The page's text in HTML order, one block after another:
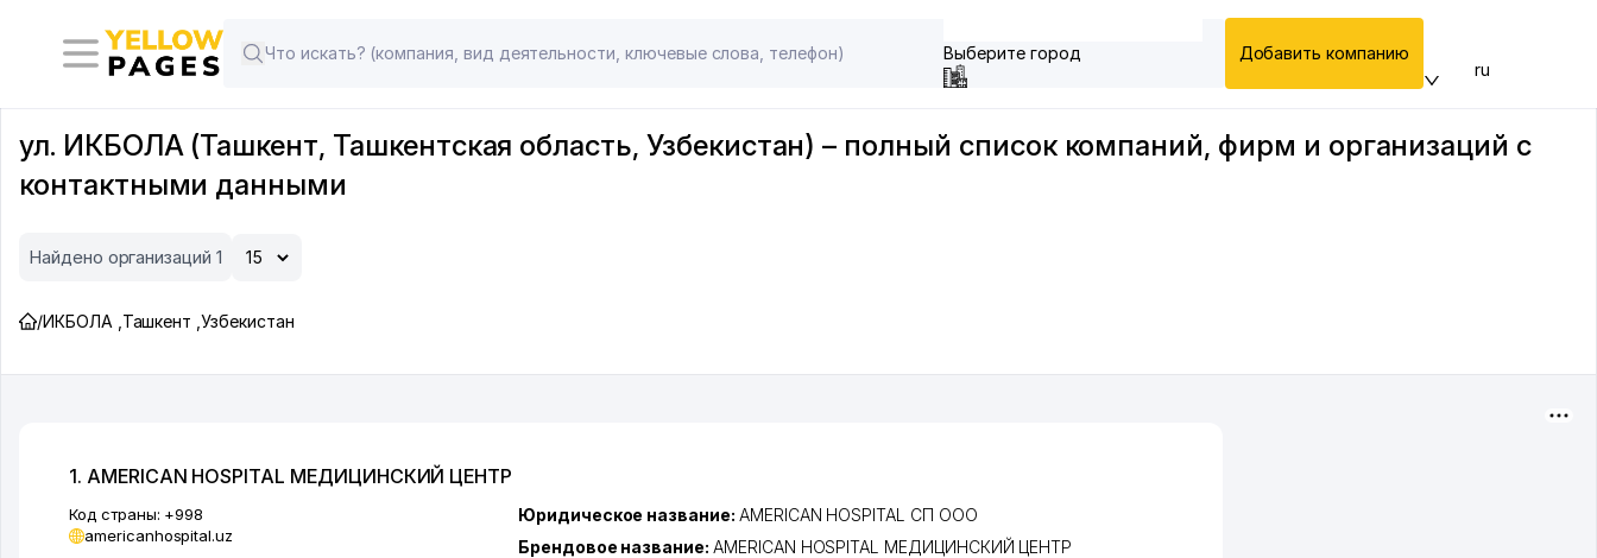
Выберите город Добавить компанию
ru
ул. ИКБОЛА (Ташкент, Ташкентская область, Узбекистан) – полный список компаний, фирм и организаций с
контактными данными
Найдено организаций 1
/ИКБОЛА Ташкент ,Узбекистан
1. AMERICAN HOSPITAL МЕДИЦИНСКИЙ ЦЕНТР
Код страны: +998
americanhospital.uz
Юридическое название: AMERICAN HOSPITAL СП ООО
Брендовое название: AMERICAN HOSPITAL МЕДИЦИНСКИЙ ЦЕНТР